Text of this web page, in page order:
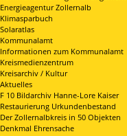
Energieagentur Zollernalb
Klimasparbuch
Solaratlas
Kommunalamt
Informationen zum Kommunalamt
Kreismedienzentrum
Kreisarchiv / Kultur
Aktuelles
F 10 Bildarchiv Hanne-Lore Kaiser
Restaurierung Urkundenbestand
Der Zollernalbkreis in 50 Objekten
Denkmal Ehrensache